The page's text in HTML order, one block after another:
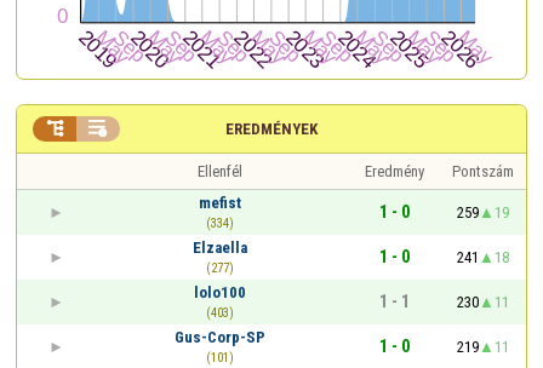
EREDMÉNYEK
 
Ellenfél Eredmény
Pontszám
mefist
(334)
1 - 0 259
19
Elzaella
(277)
1 - 0 241
18
lolo100
(403)
1 - 1 230
11
Gus-Corp-SP
(101)
1 - 0 219
11